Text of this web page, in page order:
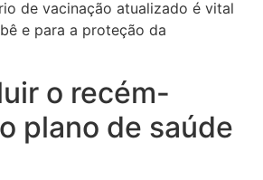
de vacinação atualizado é vital
e para a proteção da
o recém-
plano de saúde